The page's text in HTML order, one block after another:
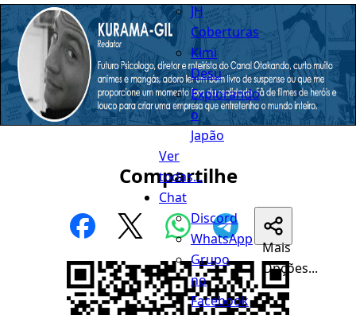
JH
Coberturas
Kimi
Desu
Explorando
o
Japão
Ver
todas...
Chat
Discord
WhatsApp
Grupo
no
Facebook
Compartilhe
Mais
Opções...